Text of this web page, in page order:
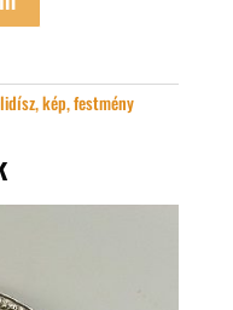
kép, festmény